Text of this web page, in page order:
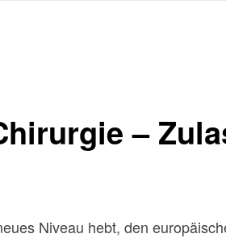
–
Niveau hebt, den